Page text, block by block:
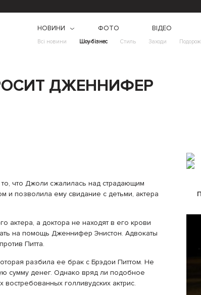
НОВИНИ
Всі новини Шоу-бізнес Стиль Заходи Подорожі
ФОТО ВІДЕО
ДЖЕННИФЕР
что Джоли сжалилась над страдающим
и позволила ему свидание с детьми, актера
актера, а доктора не находят в его крови
на помощь Дженнифер Энистон. Адвокаты
Питта.
разбила ее брак с Брэдои Питтом. Не
сумму денег. Однако вряд ли подобное
голливудских актрис.